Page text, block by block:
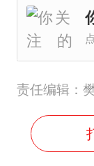
责任编辑：